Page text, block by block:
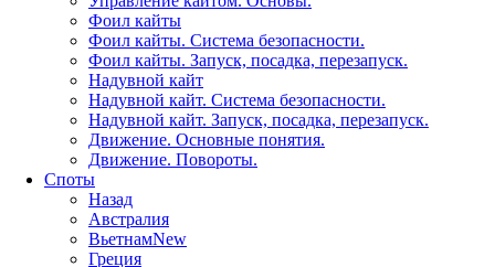
Фоил кайты
Фоил кайты. Система безопасности.
Фоил кайты. Запуск, посадка, перезапуск.
Надувной кайт
Надувной кайт. Система безопасности.
Надувной кайт. Запуск, посадка, перезапуск.
Движение. Основные понятия.
Движение. Повороты.
Споты
Назад
Австралия
ВьетнамNew
Греция